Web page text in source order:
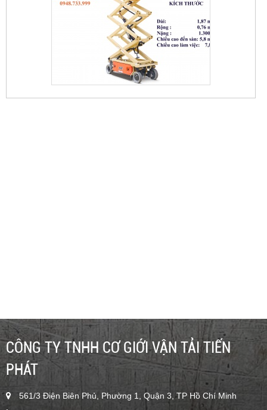
XE NÂNG CẮT KÉO 5,7M
CÔNG TY TNHH CƠ GIỚI VẬN TẢI TIẾN
PHÁT
561/3 Điện Biên Phủ, Phường 1, Quận 3, TP Hồ Chí Minh